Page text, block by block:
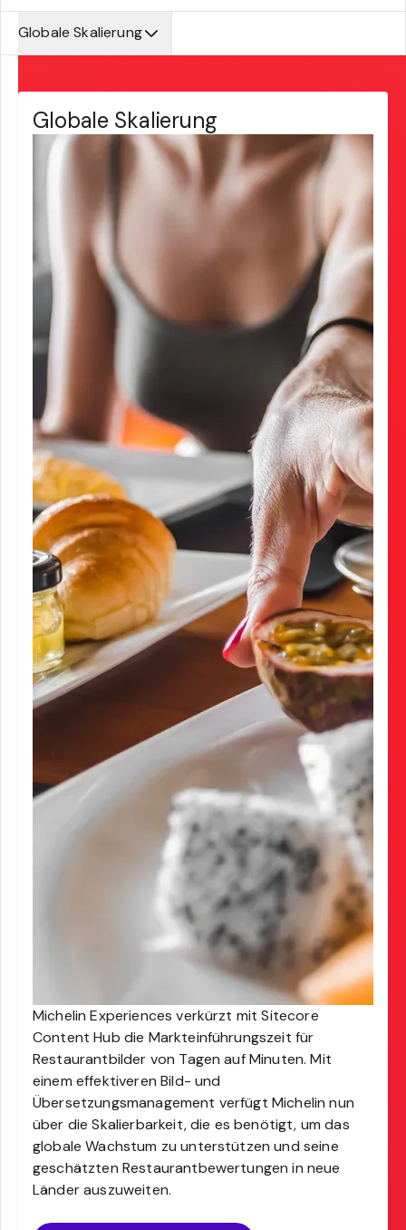
Globale Skalierung
Globale Skalierung
Michelin Experiences verkürzt mit Sitecore
Content Hub die Markteinführungszeit für
Restaurantbilder von Tagen auf Minuten. Mit
einem effektiveren Bild- und
Übersetzungsmanagement verfügt Michelin nun
über die Skalierbarkeit, die es benötigt, um das
globale Wachstum zu unterstützen und seine
geschätzten Restaurantbewertungen in neue
Länder auszuweiten.